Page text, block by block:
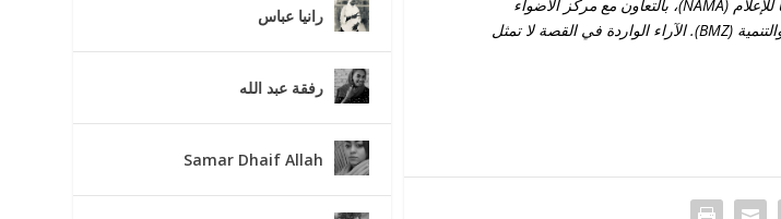
تم إنتاج هذه القصة من قبل الإعلام في التعاون والانتقال (MICT) وأكاديمية شمال أفريقيا للإعلام (NAMA)، بالتعاون مع مركز الأضواء
للخدمات الإعلامية والصحافة، وبتمويل من الوزارة الاتحادية الألمانية للتعاون الاقتصادي والتنمية (BMZ). الآراء الواردة في القصة لا تمثل
رانيا عباس
رفقة عبد الله
Samar Dhaif Allah